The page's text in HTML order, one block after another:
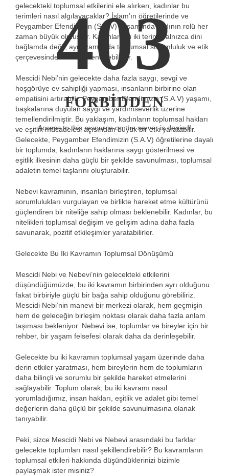
gelecekteki toplumsal etkilerini ele alırken, kadınlar bu
terimleri nasıl algılayacaklar? İslam’ın öğretilerinde ve
Peygamber Efendimizin (S.A.V) yaşamında kadının rolü her
zaman büyük olmuştur. Kadınlar, bu iki terimi yalnızca dini
bağlamda değil, aynı zamanda toplumsal sorumluluk ve etik
çerçevesinde de değerlendirebilirler.
Mescidi Nebi’nin gelecekte daha fazla saygı, sevgi ve
hoşgörüye ev sahipliği yapması, insanların birbirine olan
empatisini artırabilir. Peygamber Efendimizin (S.A.V) yaşamı,
başkalarına duyulan saygı ve yardımseverlik üzerine
temellendirilmiştir. Bu yaklaşım, kadınların toplumsal hakları
ve eşitlik mücadelesi açısından büyük bir etki yaratabilir.
Gelecekte, Peygamber Efendimizin (S.A.V) öğretilerine dayalı
bir toplumda, kadınların haklarına saygı gösterilmesi ve
eşitlik ilkesinin daha güçlü bir şekilde savunulması, toplumsal
adaletin temel taşlarını oluşturabilir.
Nebevi kavramının, insanları birleştiren, toplumsal
sorumlulukları vurgulayan ve birlikte hareket etme kültürünü
güçlendiren bir niteliğe sahip olması beklenebilir. Kadınlar, bu
nitelikleri toplumsal değişim ve gelişim adına daha fazla
savunarak, pozitif etkileşimler yaratabilirler.
Gelecekte Bu İki Kavramın Toplumsal Dönüşümü
Mescidi Nebi ve Nebevi’nin gelecekteki etkilerini
düşündüğümüzde, bu iki kavramın birbirinden ayrı olduğunu
fakat birbiriyle güçlü bir bağa sahip olduğunu görebiliriz.
Mescidi Nebi’nin manevi bir merkezi olarak, hem geçmişin
hem de geleceğin birleşim noktası olarak daha fazla anlam
taşıması bekleniyor. Nebevi ise, toplumlar ve bireyler için bir
rehber, bir yaşam felsefesi olarak daha da derinleşebilir.
Gelecekte bu iki kavramın toplumsal yaşam üzerinde daha
derin etkiler yaratması, hem bireylerin hem de toplumların
daha bilinçli ve sorumlu bir şekilde hareket etmelerini
sağlayabilir. Toplum olarak, bu iki kavramı nasıl
yorumladığımız, insan hakları, eşitlik ve adalet gibi temel
değerlerin daha güçlü bir şekilde savunulmasına olanak
tanıyabilir.
Peki, sizce Mescidi Nebi ve Nebevi arasındaki bu farklar
gelecekte toplumları nasıl şekillendirebilir? Bu kavramların
toplumsal etkileri hakkında düşündüklerinizi bizimle
paylaşmak ister misiniz?
403
FORBIDDEN
Access to this resource on the server is denied!